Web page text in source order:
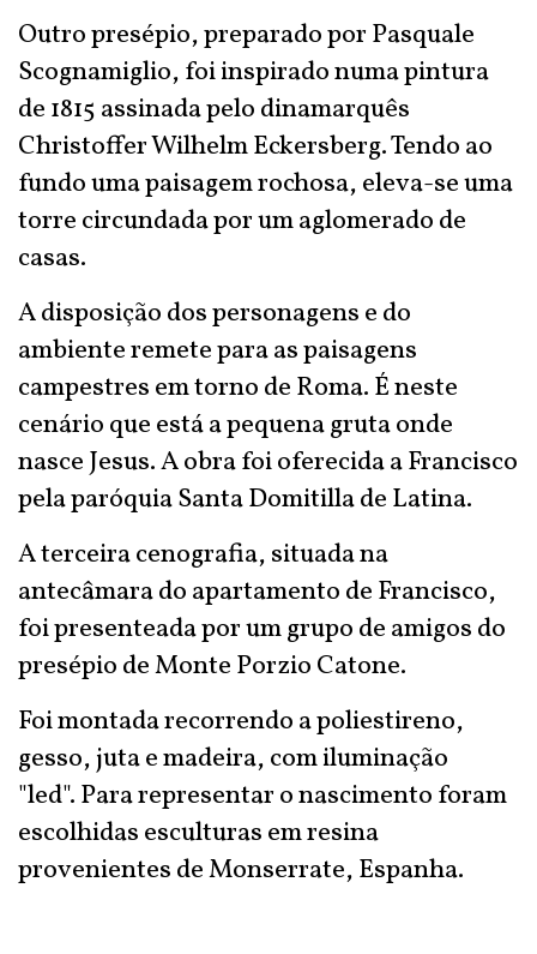
Outro presépio, preparado por Pasquale
Scognamiglio, foi inspirado numa pintura
de 1815 assinada pelo dinamarquês
Christoffer Wilhelm Eckersberg. Tendo ao
fundo uma paisagem rochosa, eleva-se uma
torre circundada por um aglomerado de
casas.
A disposição dos personagens e do
ambiente remete para as paisagens
campestres em torno de Roma. É neste
cenário que está a pequena gruta onde
nasce Jesus. A obra foi oferecida a Francisco
pela paróquia Santa Domitilla de Latina.
A terceira cenografia, situada na
antecâmara do apartamento de Francisco,
foi presenteada por um grupo de amigos do
presépio de Monte Porzio Catone.
Foi montada recorrendo a poliestireno,
gesso, juta e madeira, com iluminação
"led". Para representar o nascimento foram
escolhidas esculturas em resina
provenientes de Monserrate, Espanha.